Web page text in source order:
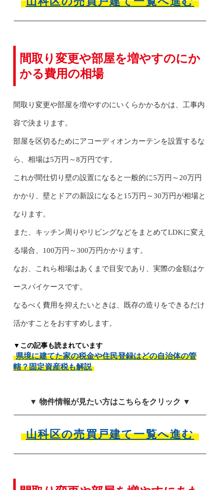
間取り変更や部屋を増やすのにか
かる費用の相場
間取り変更や部屋を増やすのにいくらかかるかは、工事内
容で決まります。
部屋を区切るためにアコーディオンカーテンを設置するな
ら、相場は5万円～8万円です。
これが間仕切り壁の設置になると一般的に5万円～20万円
かかり、壁とドアの新設になると15万円～30万円が相場と
なります。
また、キッチン周りやリビングなどをまとめてLDKに変え
る場合、100万円～300万円かかります。
なお、これら相場はあくまで目安であり、実際の金額はケ
ースバイケースです。
なるべく費用を抑えたいときは、既存の造りをできるだけ
活かすことをおすすめします。
▼この記事も読まれています
県境に建てた家の税金や住民登録はどの自治体の管
轄？固定資産税も解説
▼ 物件情報が見たい方はこちらをクリック ▼
山科区の売買戸建て一覧へ進む